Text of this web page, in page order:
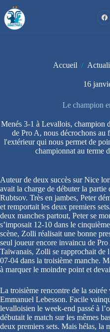
au
contenu
Accueil /
16
Le champion
Menés 3-1 à Levallois, champion
de Pro A, nous décrochons au
l'extérieur qui nous permet de
championnat au terme
Auteur de deux succès sur Nice
avait la charge de débuter la
Rubtsov. Très en jambes, Peter
et remportait les deux premiers
deux manches partout, Peter se
s’imposait 12-10 dans le
scène, Zolli réalisait une bonne
seul joueur encore invaincu de
Taïwanais, Zolli se rapprochait de
07-04 dans la troisième manche.
à marquer le moindre point et
La troisième rencontre de la
Emmanuel Lebesson. Facile
levalloisien le week-end passé à
débutait le match sur les mêmes
deux premiers sets. Mais hélas, la